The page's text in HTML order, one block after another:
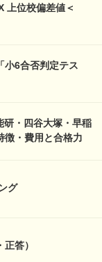
上位校偏差値＜
小6合否判定テス
研・四谷大塚・早稲
徴・費用と合格力
グ
答）